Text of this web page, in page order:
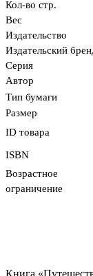
Кол-во стр.
Вес
Издательство
Издательский
Серия
Автор
Тип бумаги
Размер
ID товара
ISBN
Возрастное
ограничение